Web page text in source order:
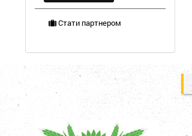
Стати партнером